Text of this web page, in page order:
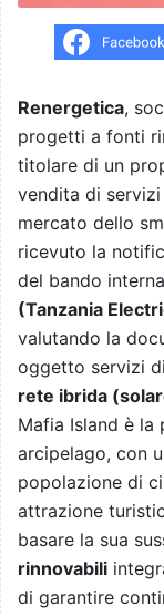
Renergetica,
progetti a fonti
titolare di un
vendita di
mercato dello
ricevuto la
del bando
(Tanzania
valutando la
oggetto servizi
rete ibrida
Mafia Island è la
arcipelago, con
popolazione di
attrazione
basare la sua
rinnovabili
di garantire